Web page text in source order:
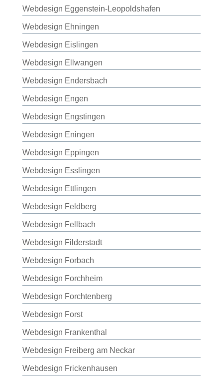
Webdesign Eggenstein-Leopoldshafen
Webdesign Ehningen
Webdesign Eislingen
Webdesign Ellwangen
Webdesign Endersbach
Webdesign Engen
Webdesign Engstingen
Webdesign Eningen
Webdesign Eppingen
Webdesign Esslingen
Webdesign Ettlingen
Webdesign Feldberg
Webdesign Fellbach
Webdesign Filderstadt
Webdesign Forbach
Webdesign Forchheim
Webdesign Forchtenberg
Webdesign Forst
Webdesign Frankenthal
Webdesign Freiberg am Neckar
Webdesign Frickenhausen